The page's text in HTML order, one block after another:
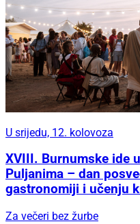
U srijedu, 12. kolovoza
XVIII. Burnumske ide
Puljanima – dan
gastronomiji i učenju
Za večeri bez žurbe